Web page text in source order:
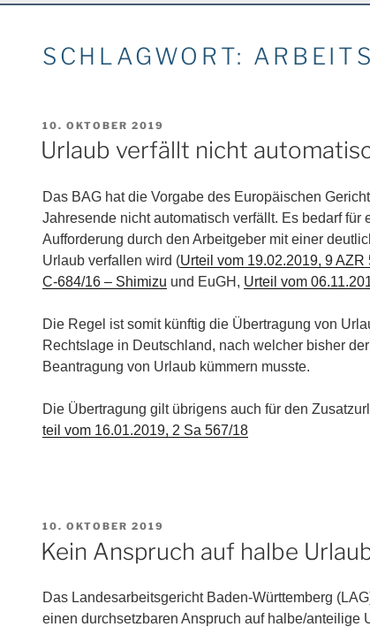
SCHLAGWORT:
VERÖFFENTLICHT
AM
10. OKTOBER 2019
Urlaub verfällt nicht
Das BAG hat die Vorgabe des Europäischen
Jahresende nicht automatisch verfällt. Es bedarf
Aufforderung durch den Arbeitgeber mit einer
Urlaub verfallen wird (Ur­teil vom 19.02.2019, 9
C-684/16 – Shi­mi­zu und EuGH, Ur­teil vom
Die Regel ist somit künftig die Übertragung von
Rechtslage in Deutschland, nach welcher bisher
Beantragung von Urlaub kümmern musste.
Die Übertragung gilt übrigens auch für den
teil vom 16.01.2019, 2 Sa 567/18
VERÖFFENTLICHT
10. OKTOBER 2019
Kein Anspruch auf halbe
Das Landesarbeitsgericht Baden-Württemberg
einen durchsetzbaren Anspruch auf halbe/anteilige